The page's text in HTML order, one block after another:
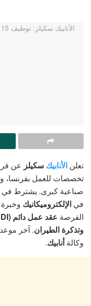
تعلن الأنابيك سكيلز عن
تخصصات للعمل
صناعية كبرى. يشترط في
في الإلكتروميكانيك
الفرصة عقد عمل دائم (CDI)
وتذكرة الطيران. آخر
وكالةأنابيك.